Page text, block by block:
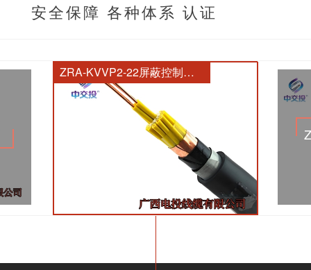
安全保障 各种体系 认证
ZRA-KVVP2-22屏蔽控制电缆